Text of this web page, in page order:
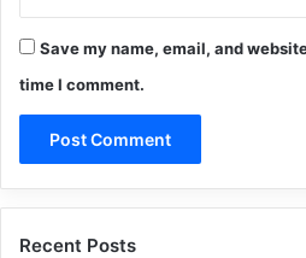
Save my name, email, and
time I comment.
Recent Posts